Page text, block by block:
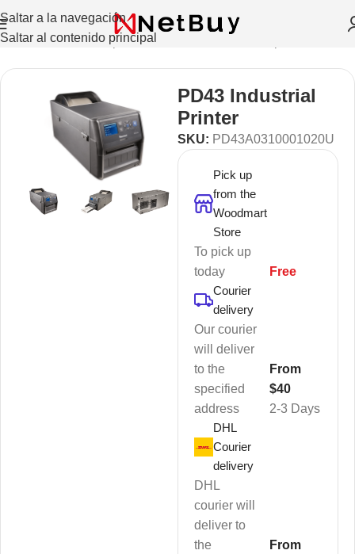
Saltar a la navegación
Saltar al contenido principal
Credenciales/Impresoras de Credenciales
PD43 Industrial
Printer
SKU: PD43A0310001020U
Pick up
from the
Woodmart
Store
To pick up
today
Free
Courier
delivery
Our courier
will deliver
to the
specified
address
2-3 Days
From
$40
DHL
Courier
delivery
DHL
courier will
deliver to
the
From